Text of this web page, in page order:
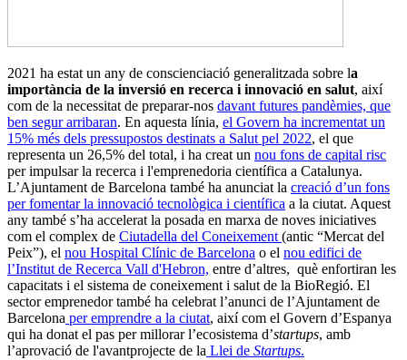
2021 ha estat un any de conscienciació generalitzada sobre la
importància de la inversió en recerca i innovació en salut, així
com de la necessitat de preparar-nos davant futures pandèmies, que
ben segur arribaran. En aquesta línia, el Govern ha incrementat un
15% més dels pressupostos destinats a Salut pel 2022, el que
representa un 26,5% del total, i ha creat un nou fons de capital risc
per impulsar la recerca i l'emprenedoria científica a Catalunya.
L’Ajuntament de Barcelona també ha anunciat la creació d’un fons
per fomentar la innovació tecnològica i científica a la ciutat. Aquest
any també s’ha accelerat la posada en marxa de noves iniciatives
com el complex de Ciutadella del Coneixement(antic “Mercat del
Peix”), el nou Hospital Clínic de Barcelona o el nou edifici de
l’Institut de Recerca Vall d'Hebron, entre d’altres, què enfortiran les
capacitats i el sistema de coneixement i salut de la BioRegió. El
sector emprenedor també ha celebrat l’anunci de l’Ajuntament de
Barcelona per emprendre a la ciutat, així com el Govern d’Espanya
qui ha donat el pas per millorar l’ecosistema d’startups, amb
l’aprovació de l'avantprojecte de la Llei de Startups.